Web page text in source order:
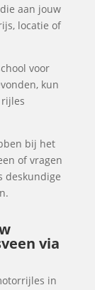
aan jouw
locatie of
voor
kun
bij het
of vragen
deskundige
via
in